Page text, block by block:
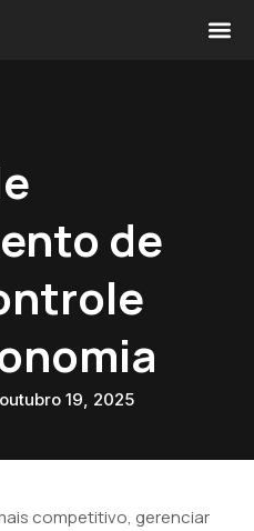
de
outubro 19, 2025
competitivo, gerenciar